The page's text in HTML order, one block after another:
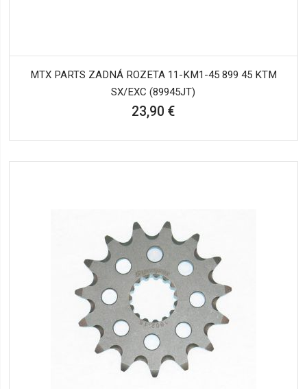
MTX PARTS ZADNÁ ROZETA 11-KM1-45 899 45 KTM
SX/EXC (89945JT)
23,90 €